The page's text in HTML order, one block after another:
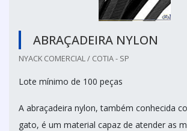
ABRAÇADEIRA NYLON
NYACK COMERCIAL / COTIA - SP
Lote mínimo de 100 peças
A abraçadeira nylon, também conhecida
gato, é um material capaz de atender as